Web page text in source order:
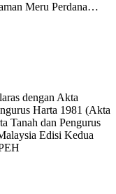
Meru Perdana…
dengan Akta
Harta 1981 (Akta
Tanah dan Pengurus
Edisi Kedua